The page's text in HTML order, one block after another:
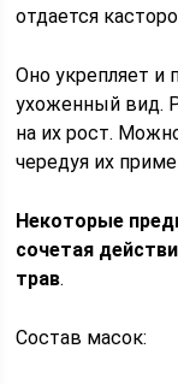
отдается
Оно укрепляет и
ухоженный вид.
на их рост.
чередуя их
Некоторые
сочетая
трав.
Состав масок: